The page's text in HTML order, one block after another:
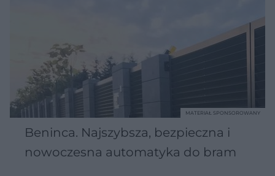
Beninca. Najszybsza, bezpieczna i
nowoczesna automatyka do bram
MATERIAŁ SPONSOROWANY